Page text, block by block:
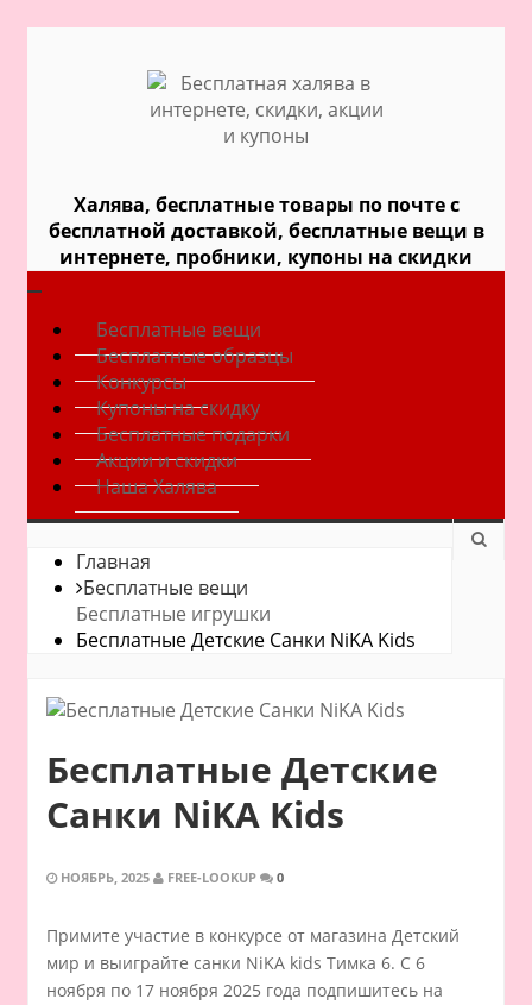
Халява, бесплатные товары по почте с
бесплатной доставкой, бесплатные вещи в
интернете, пробники, купоны на скидки
Бесплатные вещи
Бесплатные образцы
Конкурсы
Купоны на скидку
Бесплатные подарки
Акции и скидки
Наша Халява
Главная
Бесплатные вещи
Бесплатные игрушки
Бесплатные Детские Санки NiKA Kids
Бесплатные Детские
Санки NiKA Kids
НОЯБРЬ, 2025 FREE-LOOKUP 0
Примите участие в конкурсе от магазина Детский
мир и выиграйте санки NiKA kids Тимка 6. С 6
ноября по 17 ноября 2025 года подпишитесь на